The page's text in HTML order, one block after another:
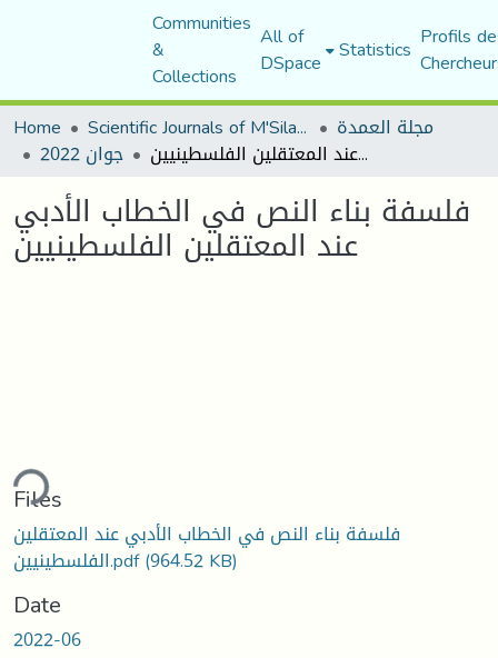
Communities
&
Collections
All of
DSpace Statistics Profils
Home
Scientific Journals of M'Sila University مجلة العمدة
جوان 2022 فلسفة بناء النص في الخطاب الأدبي عند المعتقلين الفلسطينيين
فلسفة بناء النص في الخطاب الأدبي
عند المعتقلين الفلسطينيين
Files
فلسفة بناء النص في الخطاب الأدبي عند المعتقلين
الفلسطينيين.pdf(964.52 KB)
Date
2022-06